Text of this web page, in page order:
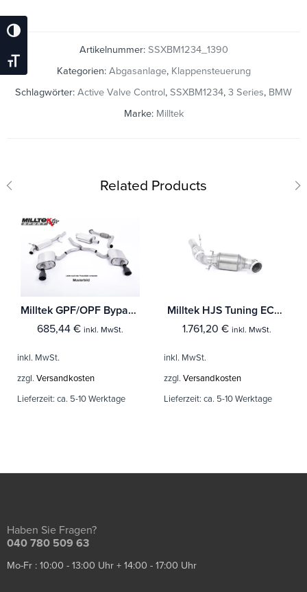
Umschalten Auf Hohe Kontraste
Schrift Vergrößern
Artikelnummer: SSXBM1234_1390
Kategorien: Abgasanlage, Klappensteuerung
Schlagwörter: Active Valve Control, SSXBM1234, 3 Series, BMW
Marke: Milltek
Related Products
Milltek GPF/OPF Bypass BMW 1 Series 128ti 5-Türer (F40 OPF/GPF Equipped)
685,44 € inkl. MwSt.
inkl. MwSt.
zzgl. Versandkosten
Lieferzeit: ca. 5-10 Werktage
Milltek HJS Tuning ECE Downpipes BMW 1 Series 114i 118i & 120i (F20 & F21 - N13 Engine Only) Mit TÜV / ECE Zulassung!
1.761,20 € inkl. MwSt.
inkl. MwSt.
zzgl. Versandkosten
Lieferzeit: ca. 5-10 Werktage
Haben Sie Fragen?
040 780 509 63
Mo-Fr : 10:00 - 13:00 Uhr + 14:00 - 17:00 Uhr